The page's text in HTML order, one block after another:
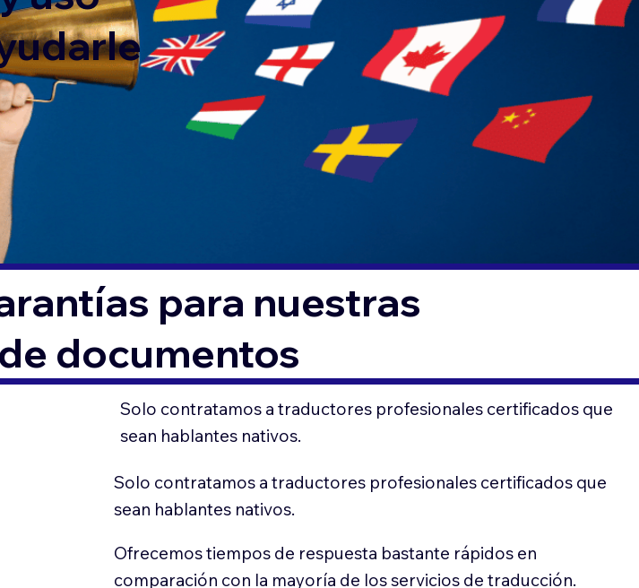
para nuestras
documentos
Solo contratamos a traductores profesionales certificados que
sean hablantes nativos.
Solo contratamos a traductores profesionales certificados que
sean hablantes nativos.
Ofrecemos tiempos de respuesta bastante rápidos en
comparación con la mayoría de los servicios de traducción.